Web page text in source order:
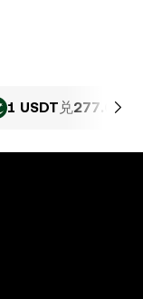
1 USDT 兑277.63